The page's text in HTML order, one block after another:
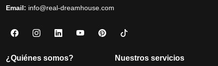
Email: info@real-dreamhouse.com
¿Quiénes somos? Nuestros servicios